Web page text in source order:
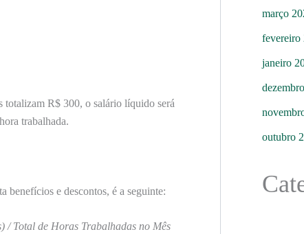
totalizam R$ 300, o salário líquido será
trabalhada.
benefícios e descontos, é a seguinte:
Total de Horas Trabalhadas no Mês
março
fevereiro
janeiro
outubro